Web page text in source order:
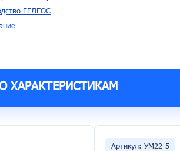
ГЕЛЕОС
ХАРАКТЕРИСТИКАМ
Артикул: УМ22-5